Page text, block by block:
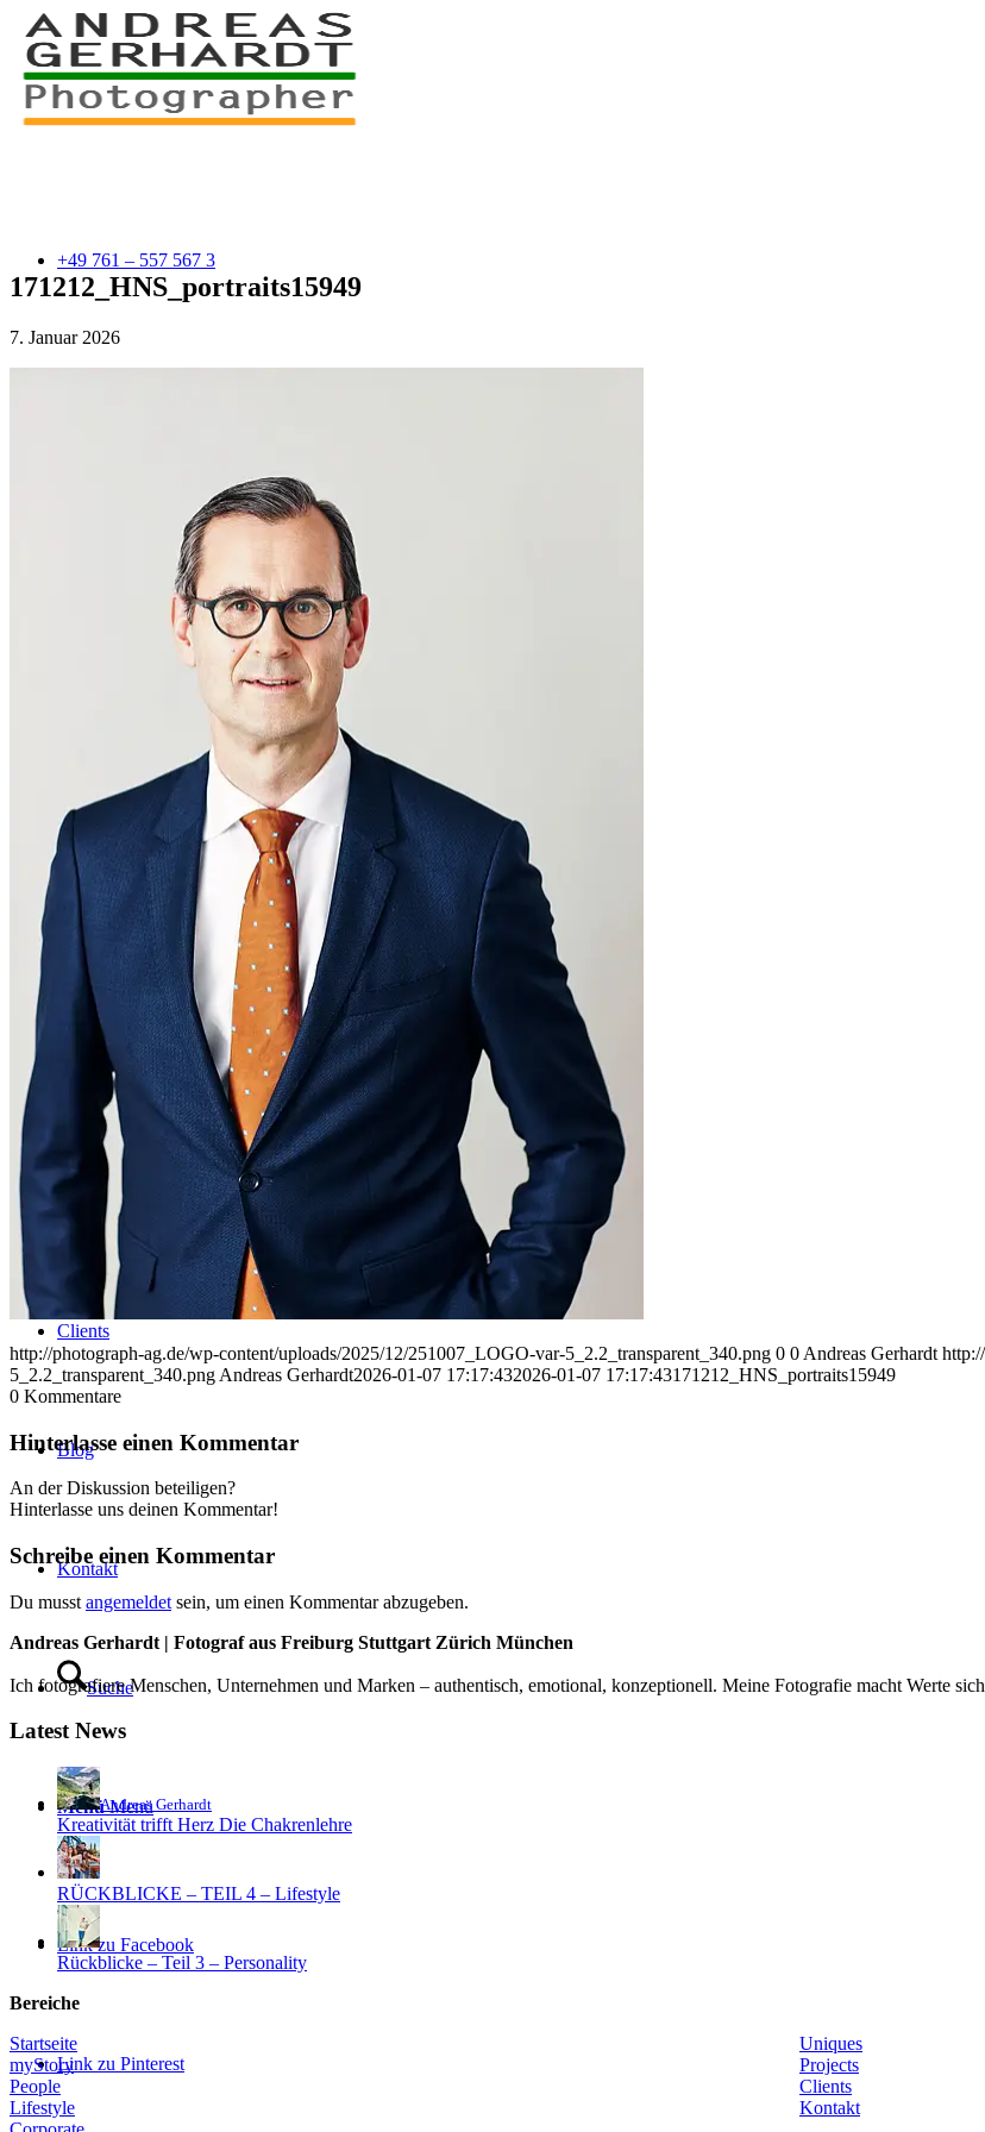
+49 761 – 557 567 3
Corporate
Sports
Uniques
Projects
Clients
Blog
Kontakt
Suche
Menü Menü
Link zu Facebook
Link zu Pinterest
171212_HNS_portraits15949
7. Januar 2026
http://photograph-ag.de/wp-content/uploads/2025/12/251007_LOGO-var-5_2.2_transparent_340.png 0 0 Andreas Gerhardt
5_2.2_transparent_340.png Andreas Gerhardt2026-01-07 17:17:432026-01-07 17:17:43171212_HNS_portraits15949
0 Kommentare
Hinterlasse einen Kommentar
An der Diskussion beteiligen?
Hinterlasse uns deinen Kommentar!
Schreibe einen Kommentar
Du musst angemeldet sein, um einen Kommentar abzugeben.
Andreas Gerhardt | Fotograf aus Freiburg Stuttgart Zürich München
Ich fotografiere Menschen, Unternehmen und Marken – authentisch, emotional, konzeptionell. Meine Fotografie macht Werte
Latest News
Andreas Gerhardt
Kreativität trifft Herz Die Chakrenlehre
RÜCKBLICKE – TEIL 4 – Lifestyle
Rückblicke – Teil 3 – Personality
Bereiche
Startseite
myStory
People
Lifestyle
Uniques
Projects
Clients
Kontakt